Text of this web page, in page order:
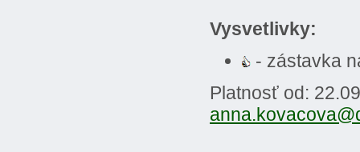
Vysvetlivky:
- zástavka
Platnosť od: